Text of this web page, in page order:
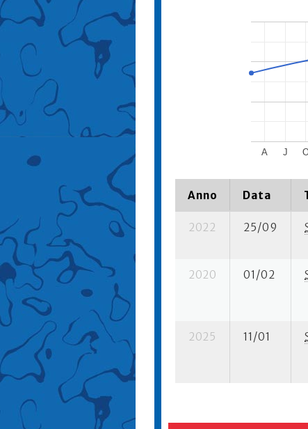
A J
Anno Data
2022 25/09
2020 01/02
2025 11/01